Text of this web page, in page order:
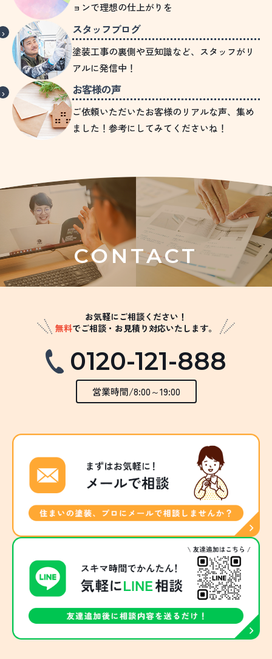
ョンで理想の仕上がりを
スタッフブログ
塗装工事の裏側や豆知識など、スタッフがリ
アルに発信中！
お客様の声
ご依頼いただいたお客様のリアルな声、集め
ました！参考にしてみてくださいね！
CONTACT
お気軽にご相談ください！
無料でご相談・お見積り対応いたします。
0120-121-888
営業時間/8:00～19:00